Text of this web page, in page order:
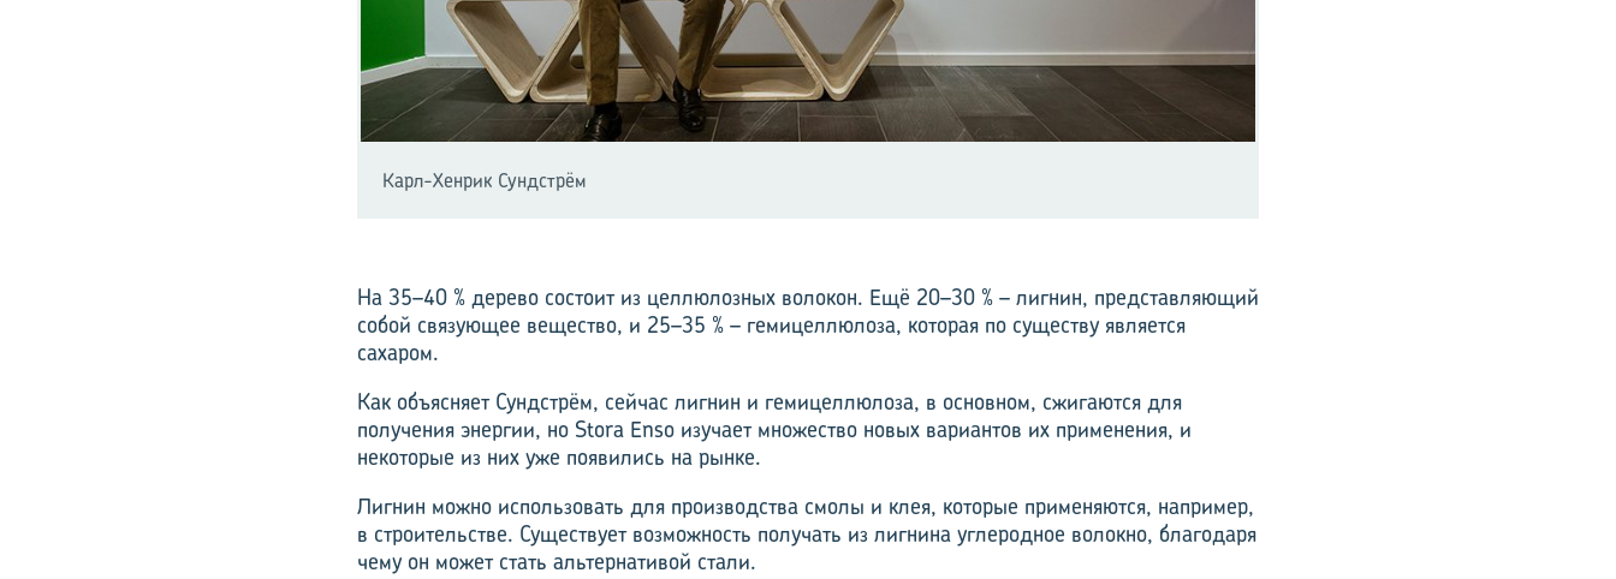
Карл-Хенрик Сундстрём
На 35–40 % дерево состоит из целлюлозных волокон. Ещё 20–30 % – лигнин, представляющий
собой связующее вещество, и 25–35 % – гемицеллюлоза, которая по существу является
сахаром.
Как объясняет Сундстрём, сейчас лигнин и гемицеллюлоза, в основном, сжигаются для
получения энергии, но Stora Enso изучает множество новых вариантов их применения, и
некоторые из них уже появились на рынке.
Лигнин можно использовать для производства смолы и клея, которые применяются, например,
в строительстве. Существует возможность получать из лигнина углеродное волокно, благодаря
чему он может стать альтернативой стали.